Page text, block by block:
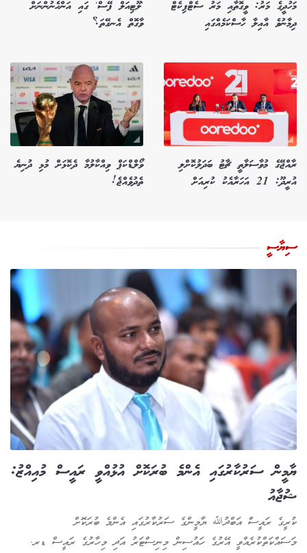
މަހުދީގެ މަރު: ވީގޮތާއި މަރު ސެޓްފިކެޓް
ދިމާނުވެ އާއިލާ ހާސްކަމެއްގައި
'ލޫޓިއަލް ފޭސް' ގައި އަންހެނުންނަށް
ވާގޮތް އެނގޭތަ؟
ރާއްޖޭގެ މުވާސަލާތީ ޗާޓު ބަދަލުކޮށްލި
އުރީދޫ: 21 އަހަރާއެކު ކުރިއަށް
ވޯލްޑްކަޕް ވިއްކާލުމާ ދެކޮޅަށް މުޅި ދުނިޔެ
ތެދުވެއްޖެ!
ސިޔާސީ
ޔާމީން ސަރުކާރުގައި އެންމެ ބުރަކޮށް އުޅުއްވީ ރައީސް މުއިއްޒު:
ޝުޖާއު
ކުރީގެ ރައީސް އަބްދުﷲ ޔާމީންގެ ސަރުކާރުގައި އެންމެ ބުރަކޮށް
މަސައްކަތްކުރެއްވީ އޭރުގެ ހައުސިން މިނިސްޓަރު އަދި މިހާރުގެ ރައީސް ޑރ.